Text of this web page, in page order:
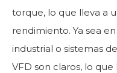
torque, lo que lleva a
rendimiento. Ya sea
industrial o sistemas
VFD son claros, lo